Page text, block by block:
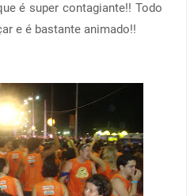
é super contagiante!! Todo
e é bastante animado!!